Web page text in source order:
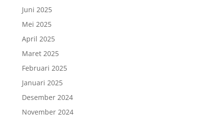
Juni 2025
Mei 2025
April 2025
Maret 2025
Februari 2025
Januari 2025
Desember 2024
November 2024